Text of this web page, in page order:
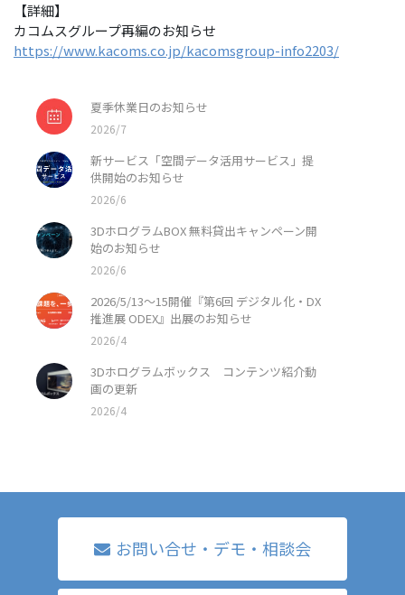
夏季休業日のお知らせ
2026/7
新サービス「空間データ活用サービス」提
供開始のお知らせ
2026/6
3DホログラムBOX 無料貸出キャンペーン開
始のお知らせ
2026/6
2026/5/13〜15開催『第6回 デジタル化・DX
推進展 ODEX』出展のお知らせ
2026/4
3Dホログラムボックス コンテンツ紹介動
画の更新
2026/4
【詳細】
カコムスグループ再編のお知らせ
https://www.kacoms.co.jp/kacomsgroup-info2203/
お問い合せ・デモ・相談会